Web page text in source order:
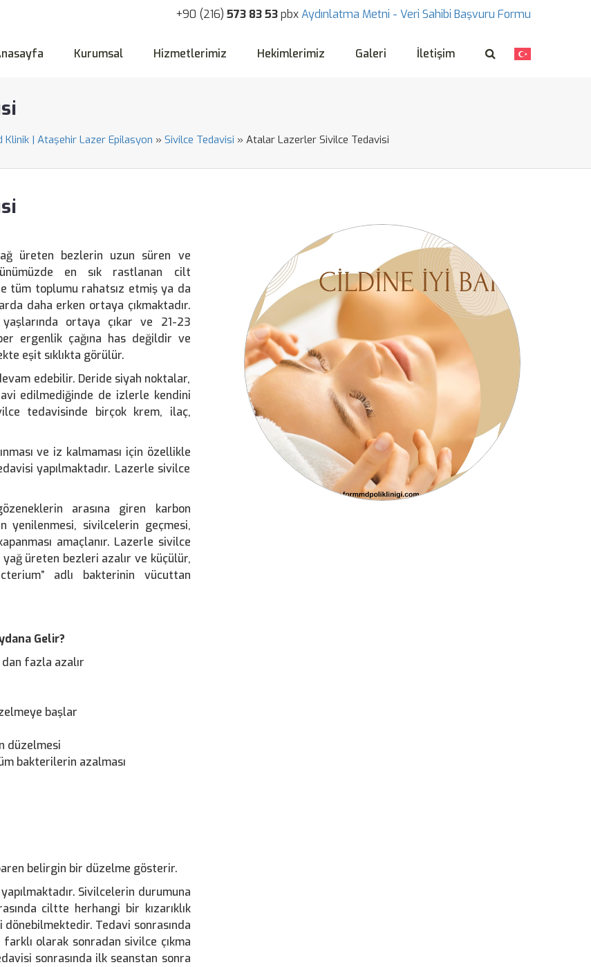
+90 (216) 573 83 53pbxAydınlatma Metni - Veri Sahibi Başvuru Formu
Kurumsal Hizmetlerimiz Hekimlerimiz Galeri İletişim
Klinik | Ataşehir Lazer Epilasyon » Sivilce Tedavisi » Atalar Lazerler Sivilce Tedavisi
üreten bezlerin uzun süren ve
en sık rastlanan cilt
tüm toplumu rahatsız etmiş ya da
daha erken ortaya çıkmaktadır.
ortaya çıkar ve 21-23
ergenlik çağına has değildir ve
eşit sıklıkta görülür.
edebilir. Deride siyah noktalar,
edilmediğinde de izlerle kendini
tedavisinde birçok krem, ilaç,
ve iz kalmaması için özellikle
yapılmaktadır. Lazerle sivilce
arasına giren karbon
yenilenmesi, sivilcelerin geçmesi,
amaçlanır. Lazerle sivilce
yağ üreten bezleri azalır ve küçülür,
adlı bakterinin vücuttan
Gelir?
dan fazla azalır
başlar
düzelmesi
bakterilerin azalması
belirgin bir düzelme gösterir.
Sivilcelerin durumuna
ciltte herhangi bir kızarıklık
Tedavi sonrasında
olarak sonradan sivilce çıkma
sonrasında ilk seanstan sonra